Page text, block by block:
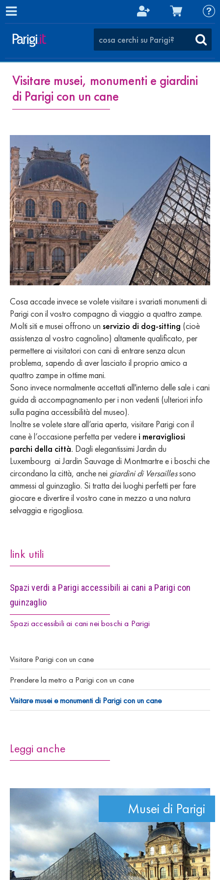
Visitare musei, monumenti e giardini
di Parigi con un cane
Cosa accade invece se volete visitare i svariati monumenti di
Parigi con il vostro compagno di viaggio a quattro zampe.
Molti siti e musei offrono un servizio di dog-sitting (cioè
assistenza al vostro cagnolino) altamente qualificato, per
permettere ai visitatori con cani di entrare senza alcun
problema, sapendo di aver lasciato il proprio amico a
quattro zampe in ottime mani.
Sono invece normalmente accettati all'interno delle sale i cani
guida di accompagnamento per i non vedenti (ulteriori info
sulla pagina accessibilità del museo).
Inoltre se volete stare all’aria aperta, visitare Parigi con il
cane è l’occasione perfetta per vedere i meravigliosi
parchi della città. Dagli elegantissimi Jardin du
Luxembourg ai Jardin Sauvage di Montmartre e i boschi che
circondano la città, anche nei giardini di Versaillessono
ammessi al guinzaglio. Si tratta dei luoghi perfetti per fare
giocare e divertire il vostro cane in mezzo a una natura
selvaggia e rigogliosa.
link utili
Spazi verdi a Parigi accessibili ai cani a Parigi con
guinzaglio
Spazi accessibili ai cani nei boschi a Parigi
Visitare Parigi con un cane
Prendere la metro a Parigi con un cane
Visitare musei e monumenti di Parigi con un cane
Leggi anche
Musei di Parigi